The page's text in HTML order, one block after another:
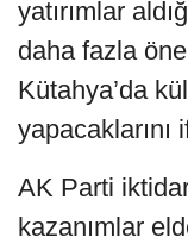
yatırımlar
daha fazla öne
Kütahya’da
yapacaklarını
AK Parti
kazanımlar